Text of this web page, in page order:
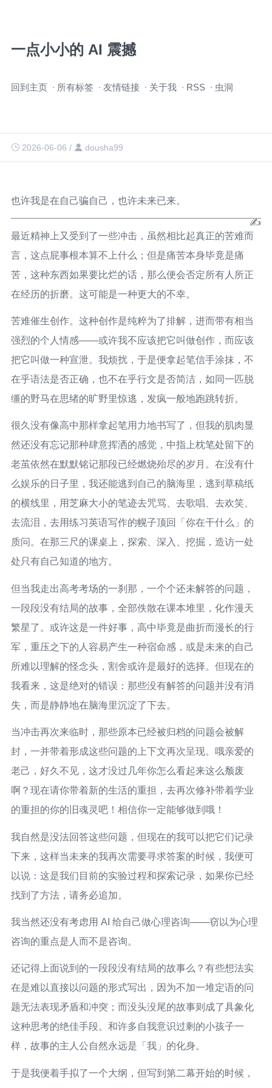
一点小小的 AI 震撼
过
回到主页 所有标签 友情链接 关于我 RSS 虫洞
2026-06-06 / dousha99
也许我是在自己骗自己，也许未来已来。
最近精神上又受到了一些冲击，虽然相比起真正的苦难而
言，这点屁事根本算不上什么；但是痛苦本身毕竟是痛
苦，这种东西如果要比烂的话，那么便会否定所有人所正
在经历的折磨。这可能是一种更大的不幸。
苦难催生创作。这种创作是纯粹为了排解，进而带有相当
强烈的个人情感——或许我不应该把它叫做创作，而应该
把它叫做一种宣泄。我烦扰，于是便拿起笔信手涂抹，不
在乎语法是否正确，也不在乎行文是否简洁，如同一匹脱
缰的野马在思绪的旷野里惊逃，发疯一般地跑跳转折。
很久没有像高中那样拿起笔用力地书写了，但我的肌肉显
然还没有忘记那种肆意挥洒的感觉，中指上枕笔处留下的
老茧依然在默默铭记那段已经燃烧殆尽的岁月。在没有什
么娱乐的日子里，我还能逃到自己的脑海里，逃到草稿纸
的横线里，用芝麻大小的笔迹去咒骂、去歌唱、去欢笑、
去流泪，去用练习英语写作的幌子顶回「你在干什么」的
质问。在那三尺的课桌上，探索、深入、挖掘，造访一处
处只有自己知道的地方。
但当我走出高考考场的一刹那，一个个还未解答的问题，
一段段没有结局的故事，全部佚散在课本堆里，化作漫天
繁星了。或许这是一件好事，高中毕竟是曲折而漫长的行
军，重压之下的人容易产生一种宿命感，或是未来的自己
所难以理解的怪念头，割舍或许是最好的选择。但现在的
我看来，这是绝对的错误：那些没有解答的问题并没有消
失，而是静静地在脑海里沉淀了下去。
当冲击再次来临时，那些原本已经被归档的问题会被解
封，一并带着形成这些问题的上下文再次呈现。哦亲爱的
老己，好久不见，这才没过几年你怎么看起来这么颓废
啊？现在请你带着新的生活的重担，去再次修补带着学业
的重担的你的旧魂灵吧！相信你一定能够做到哦！
我自然是没法回答这些问题，但现在的我可以把它们记录
下来，这样当未来的我再次需要寻求答案的时候，我便可
以说：这是我们目前的实验过程和探索记录，如果你已经
找到了方法，请务必追加。
我当然还没有考虑用 AI 给自己做心理咨询——窃以为心理
咨询的重点是人而不是咨询。
还记得上面说到的一段段没有结局的故事么？有些想法实
在是难以直接以问题的形式写出，因为不加一堆定语的问
题无法表现矛盾和冲突；而没头没尾的故事则成了具象化
这种思考的绝佳手段。和许多自我意识过剩的小孩子一
样，故事的主人公自然永远是「我」的化身。
于是我便着手拟了一个大纲，但写到第二幕开始的时候，